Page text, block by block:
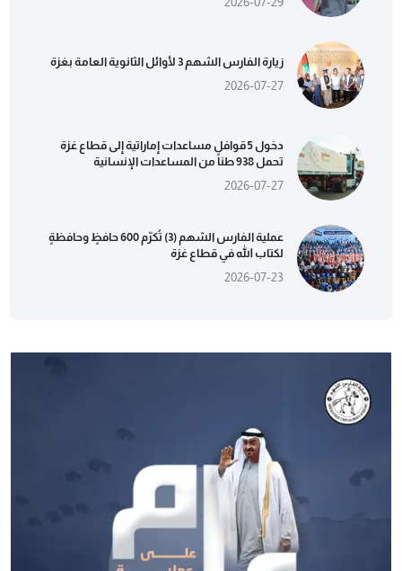
زيارة الفارس الشهم 3 لأوائل الثانوية العامة بغزة
2026-07-27
دخول 5 قوافل مساعدات إماراتية إلى قطاع غزة
تحمل 938 طناً من المساعدات الإنسانية
2026-07-27
عملية الفارس الشهم (3) تُكرّم 600 حافظٍ وحافظةٍ
لكتاب الله في قطاع غزة
2026-07-23